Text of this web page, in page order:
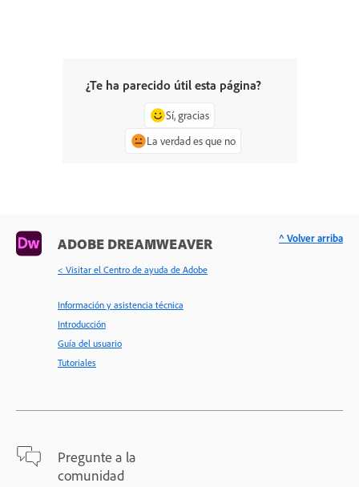
¿Te ha parecido útil esta página?
Sí, gracias
La verdad es que no
ADOBE DREAMWEAVER
< Visitar el Centro de ayuda de Adobe
Información y asistencia técnica
Introducción
Guía del usuario
Tutoriales
Pregunte a la
comunidad
^ Volver arriba